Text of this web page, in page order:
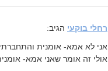
רחלי בוקעי הגיב:
אני לא אמא- אומנית
אולי זה אומר שאני אמא-